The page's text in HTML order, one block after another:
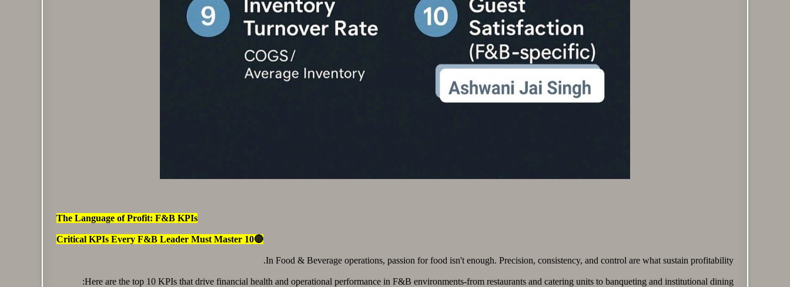
The Language of Profit: F&B KPIs
🔴10 Critical KPIs Every F&B Leader Must Master
In Food & Beverage operations, passion for food isn't enough. Precision, consistency, and control are what sustain profitability.
Here are the top 10 KPIs that drive financial health and operational performance in F&B environments-from restaurants and catering units to banqueting and institutional dining: